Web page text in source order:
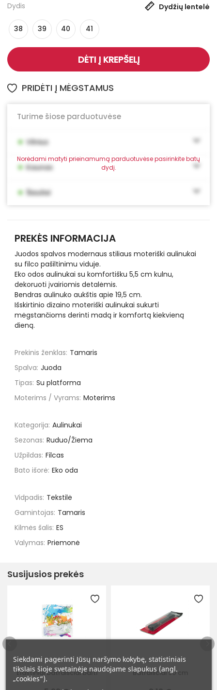
Dydis Dydžių lentelė
38 39 40 41
DĖTI Į KREPŠELĮ
PRIDĖTI Į MĖGSTAMUS
Turime šiose parduotuvėse
Norėdami matyti prieinamumą parduotuvėse pasirinkite batų
dydį.
• Vilnius
• Kaunas
• Šiauliai
PREKĖS INFORMACIJA
Juodos spalvos modernaus stiliaus moteriški aulinukai
su filco pašiltinimu viduje.
Eko odos aulinukai su komfortišku 5,5 cm kulnu,
dekoruoti įvairiomis detalėmis.
Bendras aulinuko aukštis apie 19,5 cm.
Išskirtinio dizaino moteriški aulinukai sukurti
mėgstančioms derinti madą ir komfortą kiekvieną
dieną.
Prekinis ženklas: Tamaris
Spalva: Juoda
Tipas: Su platforma
Moterims / Vyrams: Moterims
Kategorija: Aulinukai
Sezonas: Ruduo/Žiema
Užpildas: Filcas
Bato išorė: Eko oda
Vidpadis: Tekstilė
Gamintojas: Tamaris
Kilmės šalis: ES
Valymas: Priemonė
Susijusios prekės
Elastiniai batraiščiai balti Batraiščiai 90 cm
Siekdami pagerinti Jūsų naršymo kokybę, statistiniais
tikslais šioje svetainėje naudojame slapukus (angl.
„cookies“).